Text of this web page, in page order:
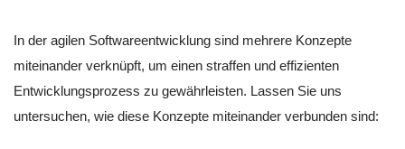
In der agilen Softwareentwicklung sind mehrere Konzepte
miteinander verknüpft, um einen straffen und effizienten
Entwicklungsprozess zu gewährleisten. Lassen Sie uns
untersuchen, wie diese Konzepte miteinander verbunden sind: